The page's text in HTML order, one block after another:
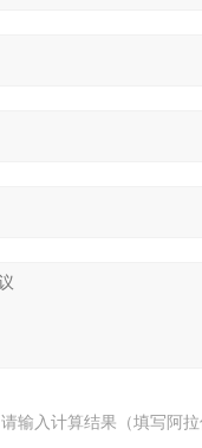
请输入计算结果（填写阿